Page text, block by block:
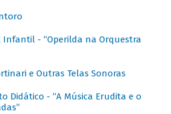
Infantil - “Operilda na Orquestra
e Outras Telas Sonoras
Didático - “A Música Erudita e o